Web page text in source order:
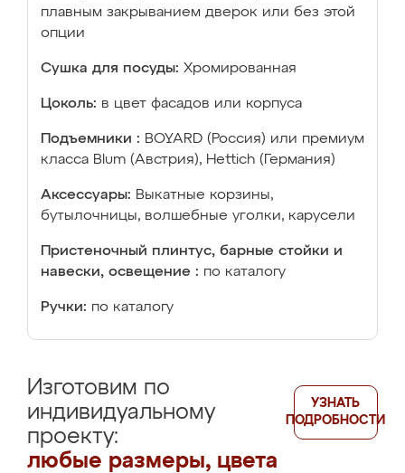
плавным закрыванием дверок или без этой
опции
Сушка для посуды: Хромированная
Цоколь: в цвет фасадов или корпуса
Подъемники : BOYARD (Россия) или премиум
класса Blum (Австрия), Hettich (Германия)
Аксессуары: Выкатные корзины,
бутылочницы, волшебные уголки, карусели
Пристеночный плинтус, барные стойки и
навески, освещение : по каталогу
Ручки: по каталогу
Изготовим по
индивидуальному
проекту:
любые размеры, цвета
УЗНАТЬ
ПОДРОБНОСТИ